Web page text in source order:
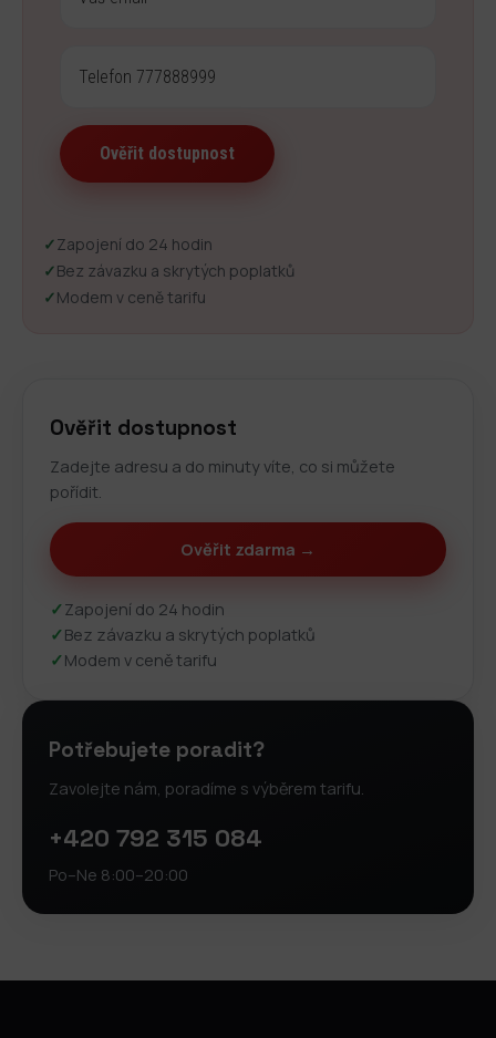
✓Zapojení do 24 hodin
✓Bez závazku a skrytých poplatků
✓Modem v ceně tarifu
Ověřit dostupnost
Zadejte adresu a do minuty víte, co si můžete
pořídit.
Ověřit zdarma →
✓Zapojení do 24 hodin
✓Bez závazku a skrytých poplatků
✓Modem v ceně tarifu
Potřebujete poradit?
Zavolejte nám, poradíme s výběrem tarifu.
+420 792 315 084
Po–Ne 8:00–20:00